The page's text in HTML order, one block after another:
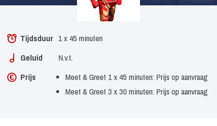
Tijdsduur 1 x 45 minuten
Geluid
N.v.t.
Prijs
Meet & Greet 1 x 45 minuten: Prijs op aanvraag
Meet & Greet 3 x 30 minuten: Prijs op aanvraag